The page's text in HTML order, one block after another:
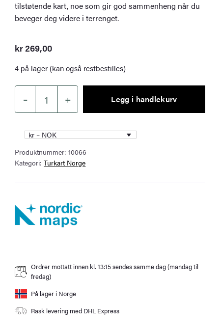
tilstøtende kart, noe som gir god sammenheng når du
beveger deg videre i terrenget.
kr269,00
4 på lager (kan også restbestilles)
–
serien
Turkart
antall
+ Legg i handlekurv
kr – NOK
Produktnummer:10066
Kategori:Turkart Norge
Ordrer mottatt innen kl. 13:15 sendes samme dag (mandag til
fredag)
På lager i Norge
Rask levering med DHL Express